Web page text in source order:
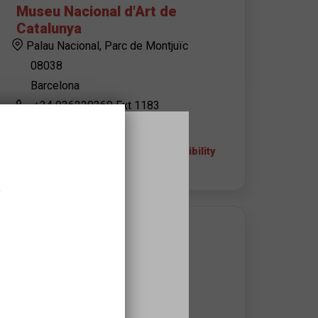
Museu Nacional d'Art de
Catalunya
Palau Nacional, Parc de Montjuïc
08038
Barcelona
+34 936220360 Ext 1183
+ info about the space and accessibility